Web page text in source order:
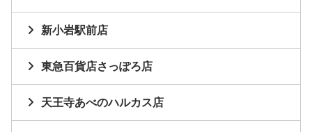
新小岩駅前店
東急百貨店さっぽろ店
天王寺あべのハルカス店